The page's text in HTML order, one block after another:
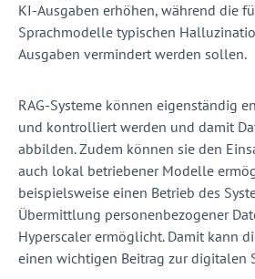
KI-Ausgaben erhöhen, während die
Sprachmodelle typischen
Ausgaben vermindert werden sollen.
RAG-Systeme können eigenständig
und kontrolliert werden und damit
abbilden. Zudem können sie den
auch lokal betriebener Modelle
beispielsweise einen Betrieb des
Übermittlung personenbezogener
Hyperscaler ermöglicht. Damit kann
einen wichtigen Beitrag zur digitalen